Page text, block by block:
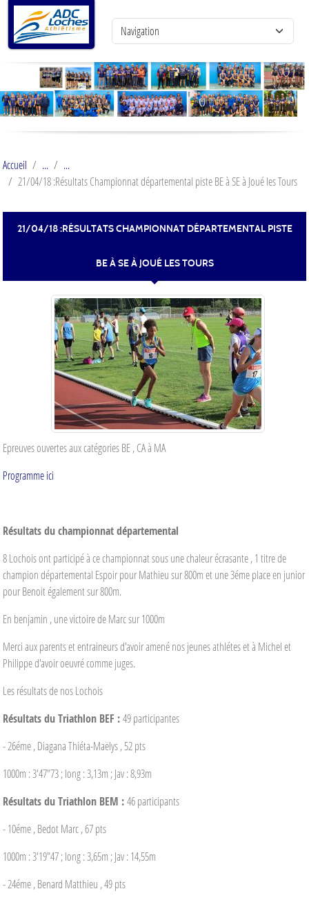
Accueil
21/04/18 :Résultats Championnat départemental piste BE à SE à Joué les Tours
21/04/18 :RÉSULTATS CHAMPIONNAT DÉPARTEMENTAL PISTE
BE À SE À JOUÉ LES TOURS
Epreuves ouvertes aux catégories BE , CA à MA
Programme ici
Résultats du championnat départemental
8 Lochois ont participé à ce championnat sous une chaleur écrasante , 1 titre de
champion départemental Espoir pour Mathieu sur 800m et une 3éme place en junior
pour Benoit également sur 800m.
En benjamin , une victoire de Marc sur 1000m
Merci aux parents et entraineurs d'avoir amené nos jeunes athlétes et à Michel et
Philippe d'avoir oeuvré comme juges.
Les résultats de nos Lochois
Résultats du Triathlon BEF :49 participantes
- 26éme , Diagana Thiéta-Maëlys , 52 pts
1000m : 3'47"73 ; long : 3,13m ; Jav : 8,93m
Résultats du Triathlon BEM :46 participants
- 10éme , Bedot Marc , 67 pts
1000m : 3'19"47 ; long : 3,65m ; Jav : 14,55m
- 24éme , Benard Matthieu , 49 pts
Panneau de gestion des cookies